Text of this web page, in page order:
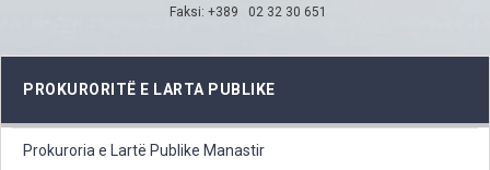
Faksi: +389 02 32 30 651
PROKURORITË E LARTA PUBLIKE
Prokuroria e Lartë Publike Manastir